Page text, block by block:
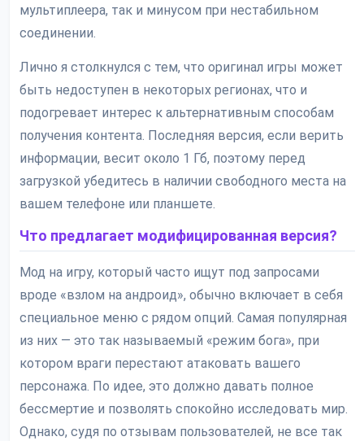
мультиплеера, так и минусом при нестабильном
соединении.
Лично я столкнулся с тем, что оригинал игры может
быть недоступен в некоторых регионах, что и
подогревает интерес к альтернативным способам
получения контента. Последняя версия, если верить
информации, весит около 1 Гб, поэтому перед
загрузкой убедитесь в наличии свободного места на
вашем телефоне или планшете.
Что предлагает модифицированная версия?
Мод на игру, который часто ищут под запросами
вроде «взлом на андроид», обычно включает в себя
специальное меню с рядом опций. Самая популярная
из них — это так называемый «режим бога», при
котором враги перестают атаковать вашего
персонажа. По идее, это должно давать полное
бессмертие и позволять спокойно исследовать мир.
Однако, судя по отзывам пользователей, не все так